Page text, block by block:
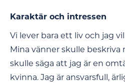
Karaktär och intressen
Vi lever bara ett liv och jag
Mina vänner skulle
skulle säga att jag är en
kvinna. Jag är ansvarsfull,